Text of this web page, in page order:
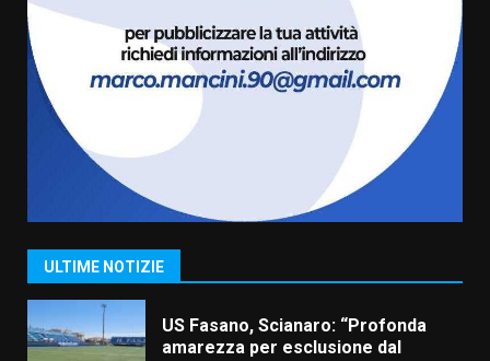
ULTIME NOTIZIE
La magia del Minareto e la prima
assoluta de “L’Albergo
Belvedere. Il rapimento”
6 Agosto 2026 06:15
1
“I Contestatori: Musica di
Rivoluzione”: nuovo
appuntamento con “Fasano in
US Fasano, Scianaro: “Profonda
amarezza per esclusione dal